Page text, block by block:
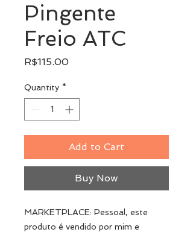
Pingente
Freio ATC
R$115.00Price
Quantity *
Add to Cart
Buy Now
MARKETPLACE: Pessoal, este
produto é vendido por mim e